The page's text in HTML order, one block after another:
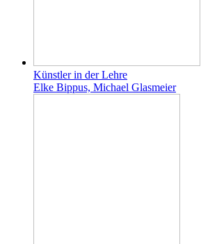
Künstler in der Lehre
Elke Bippus, Michael Glasmeier